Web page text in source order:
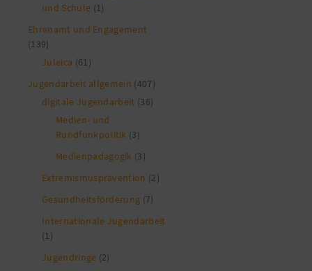
und Schule (1)
Ehrenamt und Engagement
(139)
Juleica (61)
Jugendarbeit allgemein (407)
digitale Jugendarbeit (36)
Medien- und
Rundfunkpolitik (3)
Medienpädagogik (3)
Extremismusprävention (2)
Gesundheitsförderung (7)
Internationale Jugendarbeit
(1)
Jugendringe (2)